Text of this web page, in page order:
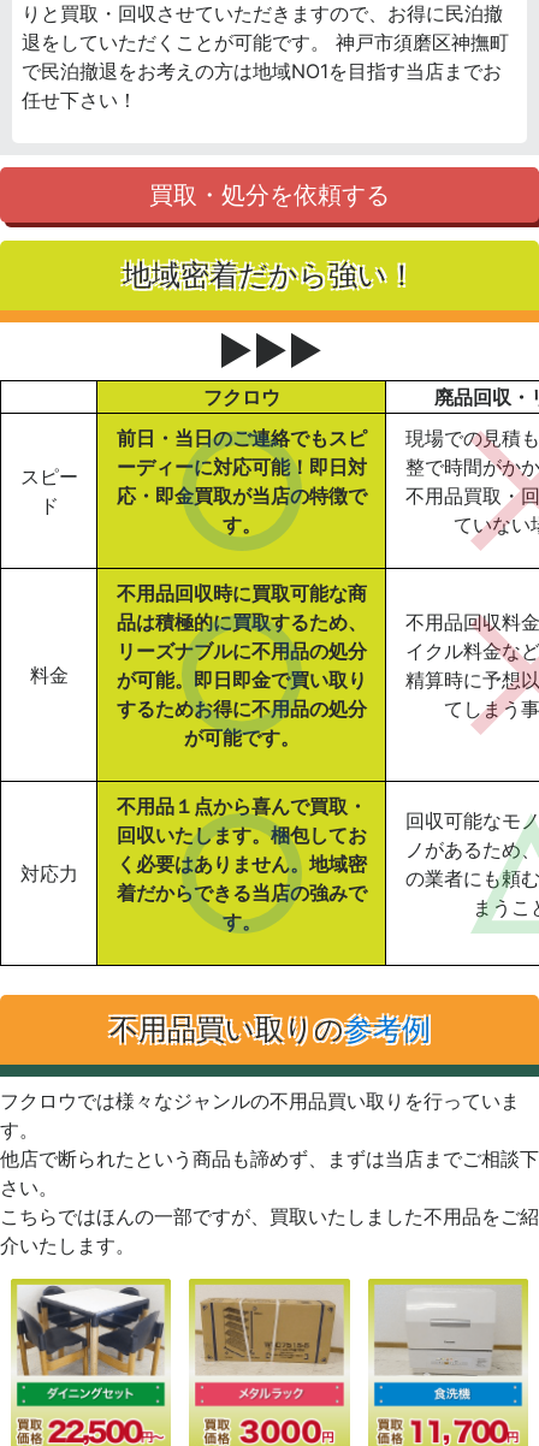
りと買取・回収させていただきますので、お得に民泊撤
退をしていただくことが可能です。 神戸市須磨区神撫町
で民泊撤退をお考えの方は地域NO1を目指す当店までお
任せ下さい！
買取・処分を依頼する
地域密着だから強い！
▶▶▶
フクロウ 廃品回収・
スピー
ド
前日・当日のご連絡でもスピ
ーディーに対応可能！即日対
応・即金買取が当店の特徴で
す。
現場での見積
整で時間がか
不用品買取・
ていない
料金
不用品回収時に買取可能な商
品は積極的に買取するため、
リーズナブルに不用品の処分
が可能。即日即金で買い取り
するためお得に不用品の処分
が可能です。
不用品回収料
イクル料金な
精算時に予想
てしまう
対応力
不用品１点から喜んで買取・
回収いたします。梱包してお
く必要はありません。地域密
着だからできる当店の強みで
す。
回収可能なモ
ノがあるため
の業者にも頼
まうこ
不用品買い取りの参考例
フクロウでは様々なジャンルの不用品買い取りを行っていま
す。
他店で断られたという商品も諦めず、まずは当店までご相談下
さい。
こちらではほんの一部ですが、買取いたしました不用品をご紹
介いたします。